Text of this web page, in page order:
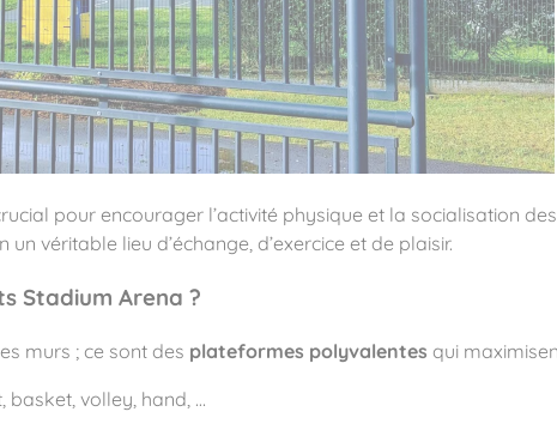
convivialité
pour encourager l’activité physique et la socialisation
véritable lieu d’échange, d’exercice et de plaisir.
Stadium Arena ?
murs ; ce sont des plateformes polyvalentes qui
basket, volley, hand, …